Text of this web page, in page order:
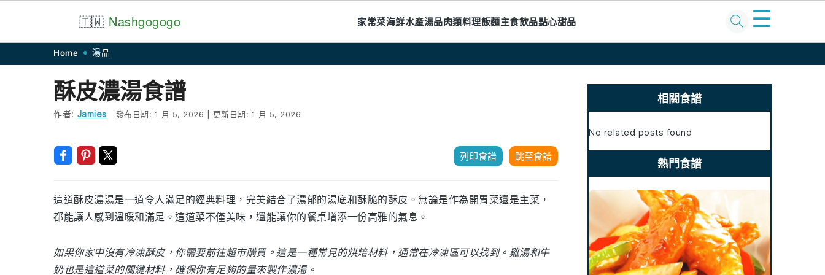
navigation
content
🇹🇼 Nashgogogo 家常菜海鮮水產湯品肉類料理飯麵主食飲品點心甜品 ☰
Home 湯品
酥皮濃湯食譜
作者: Jamies 發布日期: 1 月 5, 2026 更新日期: 1 月 5, 2026
列印食譜 跳至食譜
這道酥皮濃湯是一道令人滿足的經典料理，完美結合了濃郁的湯底和酥脆的酥皮。無論是作為開胃菜還是主菜，
都能讓人感到溫暖和滿足。這道菜不僅美味，還能讓你的餐桌增添一份高雅的氣息。
如果你家中沒有冷凍酥皮，你需要前往超市購買。這是一種常見的烘焙材料，通常在冷凍區可以找到。雞湯和牛
奶也是這道菜的關鍵材料，確保你有足夠的量來製作濃湯。
Primary
Sidebar
相關食譜
No related posts found
熱門食譜